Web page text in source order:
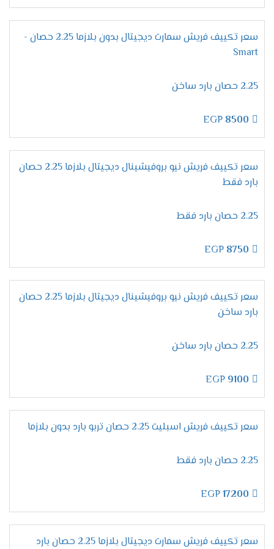
على كفاءة وتميز لأننا نستخدم غاز فريون R22 الجديد
يعرف بصديق البيئة وأيضا لا يسبب اى أضرار على
صحة المستهلك .
مميزات تكييف فريش بروفيشنال
تربو "ديجيتال بالبلازما 2024 ".
التميز بخاصية التشخيص
التطوير فى إمكانيات الجهاز من أهم المواصفات التى
وفرنا لكم الان فى فريش خاصية التشخيص الذاتى
التى نستخدمها لكى تظهر لنا جميع الاعطال التى
تحدث فى الجهاز ونستطيع من خلالها حل أى مشكله
الانفراد بخاصية وضع النوم
الجهاز الافضل فى الاسواق ولتلك السبب وفرنا لكم
الان فى خاصية التشغيل الاقتصادى أثناء النوم نقوم
بضبط الجهاز على درجة التبريد المطلوبة وعند الوصول
للمستوى المطلوب والمناسب لجسم الانسان خلال
النوم يقوم الجهاز بالتوقف اوتوماتيكيا دون ان يحتاج
الاستمتاع بالتنظيف
عليها وعلى كفاءتها وعلشان كده وفرنا لكم تلك
الخاصية التى تعتبر من أفضل وأهم الخواص المتواجدة
فى الجهاز لأنها تعمل على ضخ أيونات البلازما كلاستر
داخلها لتعمل على تنظيفها من الأتربة وأيضا يتم
مواصفات تكييف فريش بروفيشنال
تربو "ديجيتال بالبلازما 2024 ".
يمتعنا دائما مكيف فريش بالجديد لأننا نهتم بكل ما
يرغب به العميل وبوجود خاصية ميقات الايقاف /
سعر تكييف فريش سمارت ديجيتال بدون بلازما 2.25 حصان -
Smart
2.25 حصان بارد ساخن
8500
سعر تكييف فريش نيو بروفيشينال ديجيتال بلازما 2.25 حصان
بارد فقط
2.25 حصان بارد فقط
8750
سعر تكييف فريش نيو بروفيشينال ديجيتال بلازما 2.25 حصان
بارد ساخن
2.25 حصان بارد ساخن
9100
سعر تكييف فريش اسبليت 2.25 حصان تربو بارد بدون بلازما
2.25 حصان بارد فقط
17200
سعر تكييف فريش سمارت ديجيتال بلازما 2.25 حصان بارد